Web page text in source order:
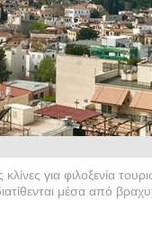
για φιλοξενία
μέσα από